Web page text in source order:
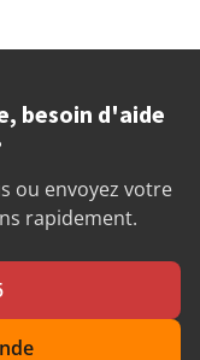
besoin d'aide
ou envoyez votre
rapidement.